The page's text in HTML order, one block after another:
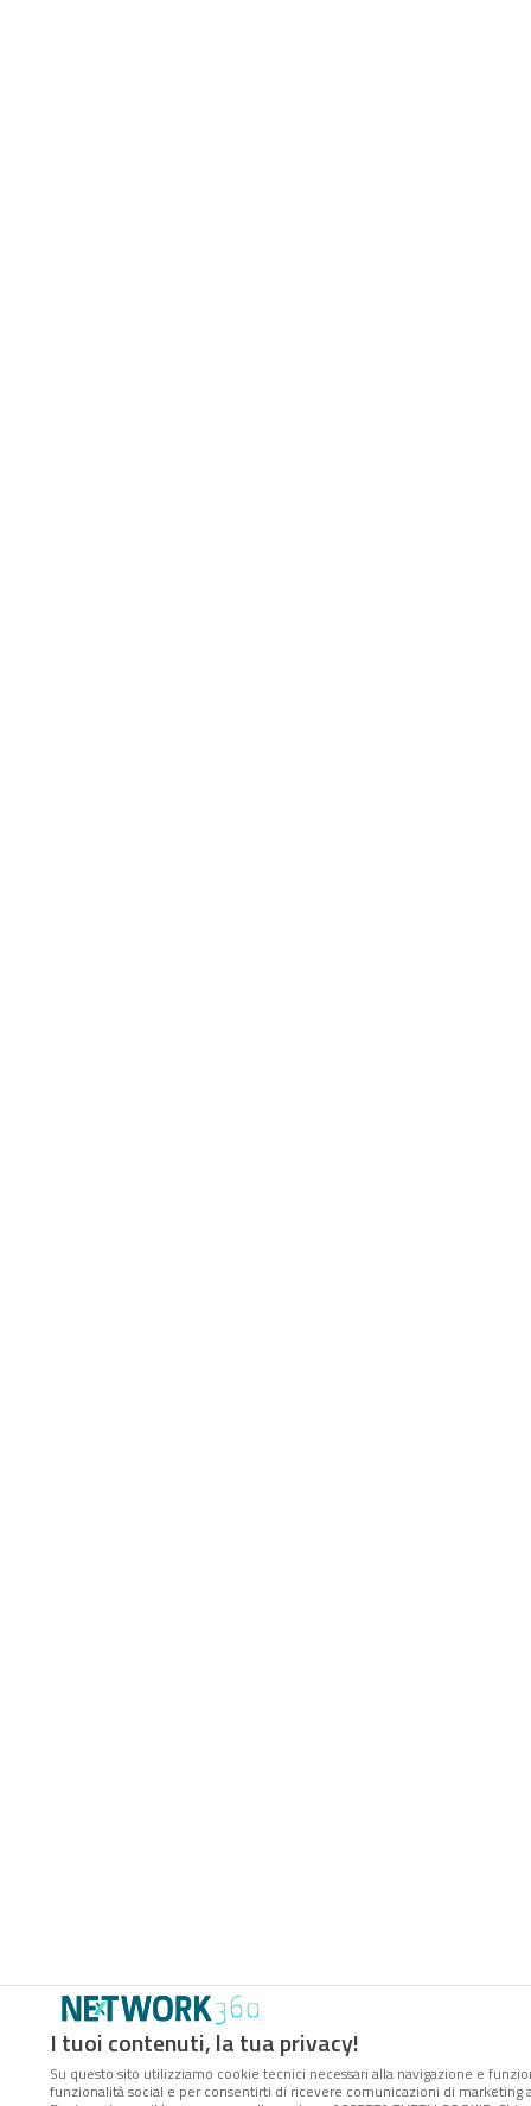
I tuoi contenuti, la tua privacy!
Su questo sito utilizziamo cookie tecnici necessari alla navigazione e
funzionalità social e per consentirti di ricevere comunicazioni di